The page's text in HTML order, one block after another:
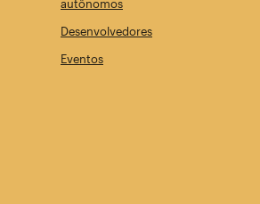
autônomos
Desenvolvedores
Eventos